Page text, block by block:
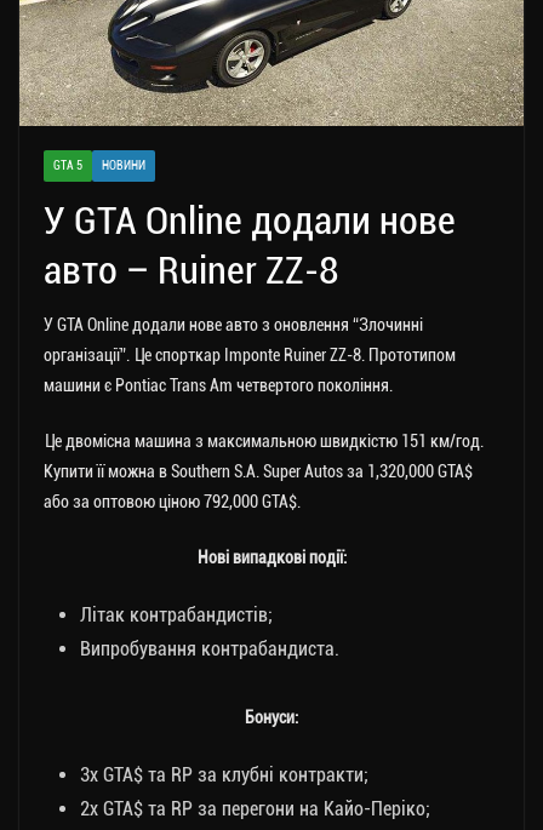
GTA 5 НОВИНИ
У GTA Online додали нове
авто – Ruiner ZZ-8
У GTA Online додали нове авто з оновлення “Злочинні
організації”. Це спорткар Imponte Ruiner ZZ-8. Прототипом
машини є Pontiac Trans Am четвертого покоління.
Це двомісна машина з максимальною швидкістю 151 км/год.
Купити її можна в Southern S.A. Super Autos за 1,320,000 GTA$
або за оптовою ціною 792,000 GTA$.
Нові випадкові події:
Літак контрабандистів;
Випробування контрабандиста.
Бонуси:
3x GTA$ та RP за клубні контракти;
2x GTA$ та RP за перегони на Кайо-Періко;